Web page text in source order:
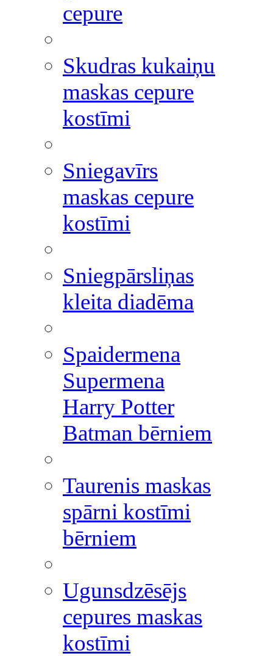
cepure
Skudras kukaiņu
maskas cepure
kostīmi
Sniegavīrs
maskas cepure
kostīmi
Sniegpārsliņas
kleita diadēma
Spaidermena
Supermena
Harry Potter
Batman bērniem
Taurenis maskas
spārni kostīmi
bērniem
Ugunsdzēsējs
cepures maskas
kostīmi